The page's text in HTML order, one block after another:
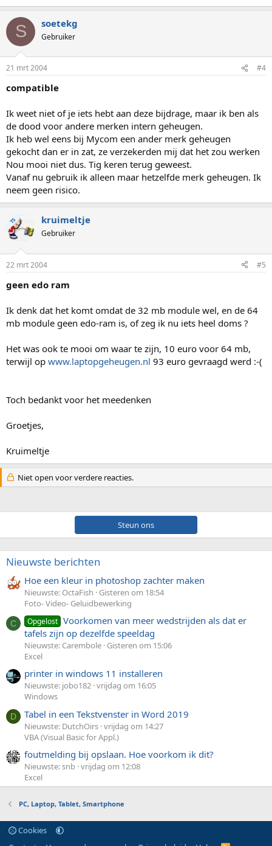
S soetekg
Gebruiker
21 mrt 2004 #4
compatible
Ik weet niet of je iets hebt aan deze bijdrage, maar ik ben als
de dood voor andere merken intern geheugen.
Ik heb wel eens bij Mycom een ander merk geheugen
gekocht dan er in zat, ze verzekerden mij dat het zou werken
Nou mooi niet dus. Tig keren terug geweest.
Vanaf nu gebruik ik alleen maar hetzelfde merk geheugen. Ik
neem geen risico.
TS kruimeltje
Gebruiker
22 mrt 2004 #5
geen edo ram
Ik denk dat het komt omdat de 32 mb module wel, en de 64
mb module geen edo-ram is, of zeg ik nu iets heel doms ?
Het was ook te mooi om waar te zijn, 10 euro voor 64 mb,
terwijl op www.laptopgeheugen.nl 93 euro gevraagd werd :-(
Toch bedankt voor het meedenken
Groetjes,
Kruimeltje
Niet open voor verdere reacties.
Steun ons
Nieuwste berichten
Hoe een kleur in photoshop zachter maken
Nieuwste: OctaFish
Gisteren om 18:54
Foto- Video- Geluidbewerking
C Opgelost Voorkomen van meer wedstrijden als dat er
tafels zijn op dezelfde speeldag
Nieuwste: Carembole Gisteren om 15:06
Excel
printer in windows 11 installeren
Nieuwste: jobo182 vrijdag om 16:05
Windows
D Tabel in een Tekstvenster in Word 2019
Nieuwste: DutchOirs vrijdag om 14:27
VBA (Visual Basic for Appl.)
foutmelding bij opslaan. Hoe voorkom ik dit?
Nieuwste: snb vrijdag om 12:08
Excel
PC, Laptop, Tablet, Smartphone
Cookies